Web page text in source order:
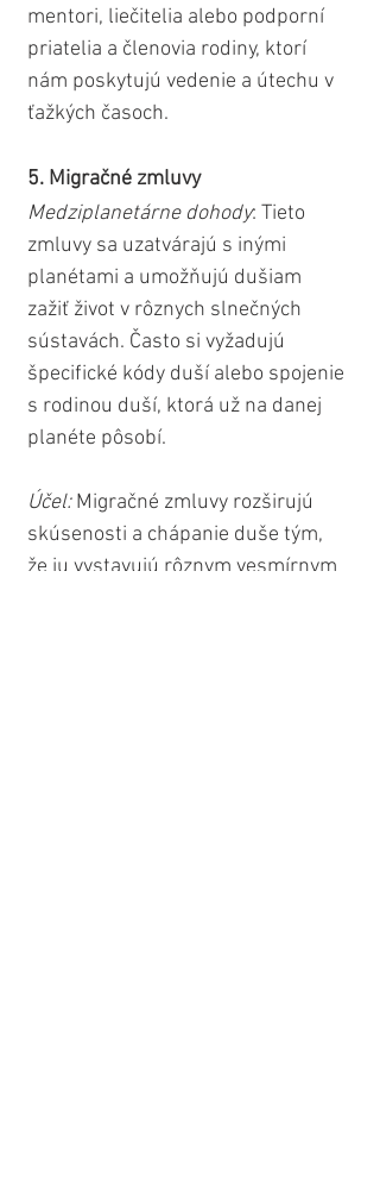
mentori, liečitelia alebo podporní
priatelia a členovia rodiny, ktorí
nám poskytujú vedenie a útechu v
ťažkých časoch.
5. Migračné zmluvy
Medziplanetárne dohody: Tieto
zmluvy sa uzatvárajú s inými
planétami a umožňujú dušiam
zažiť život v rôznych slnečných
sústavách. Často si vyžadujú
špecifické kódy duší alebo spojenie
s rodinou duší, ktorá už na danej
planéte pôsobí.
Účel: Migračné zmluvy rozširujú
skúsenosti a chápanie duše tým,
že ju vystavujú rôznym vesmírnym